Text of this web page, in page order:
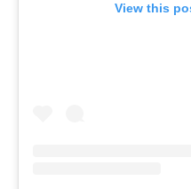
View this